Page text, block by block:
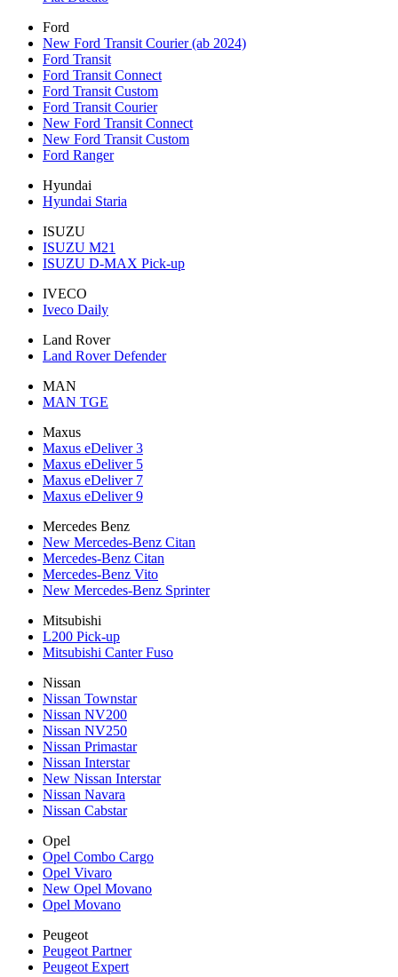
Ford
New Ford Transit Courier (ab 2024)
Ford Transit
Ford Transit Connect
Ford Transit Custom
Ford Transit Courier
New Ford Transit Connect
New Ford Transit Custom
Ford Ranger
Hyundai
Hyundai Staria
ISUZU
ISUZU M21
ISUZU D-MAX Pick-up
IVECO
Iveco Daily
Land Rover
Land Rover Defender
MAN
MAN TGE
Maxus
Maxus eDeliver 3
Maxus eDeliver 5
Maxus eDeliver 7
Maxus eDeliver 9
Mercedes Benz
New Mercedes-Benz Citan
Mercedes-Benz Citan
Mercedes-Benz Vito
New Mercedes-Benz Sprinter
Mitsubishi
L200 Pick-up
Mitsubishi Canter Fuso
Nissan
Nissan Townstar
Nissan NV200
Nissan NV250
Nissan Primastar
Nissan Interstar
New Nissan Interstar
Nissan Navara
Nissan Cabstar
Opel
Opel Combo Cargo
Opel Vivaro
New Opel Movano
Opel Movano
Peugeot
Peugeot Partner
Peugeot Expert